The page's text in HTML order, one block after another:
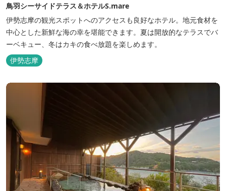
鳥羽シーサイドテラス＆ホテルS.mare
伊勢志摩の観光スポットへのアクセスも良好なホテル。地元食材を
中心とした新鮮な海の幸を堪能できます。夏は開放的なテラスでバ
ーベキュー、冬はカキの食べ放題を楽しめます。
伊勢志摩